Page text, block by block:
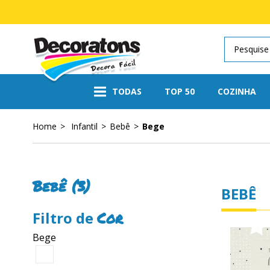
TODAS
Cozinha
Geométrico
Madeira
Vintage
TOP 50 COZINHA
Encanto Pétalas
Bebê Doce Infância
Home Infantil Bebê Bege
BEBÊ
Bebê (3)
Cor
Bege